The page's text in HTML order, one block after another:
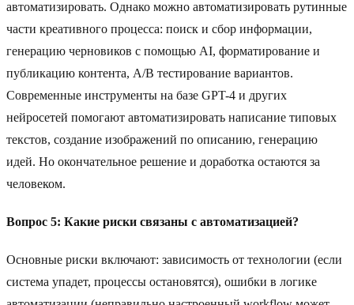
автоматизировать. Однако можно автоматизировать рутинные
части креативного процесса: поиск и сбор информации,
генерацию черновиков с помощью AI, форматирование и
публикацию контента, A/B тестирование вариантов.
Современные инструменты на базе GPT-4 и других
нейросетей помогают автоматизировать написание типовых
текстов, создание изображений по описанию, генерацию
идей. Но окончательное решение и доработка остаются за
человеком.
Вопрос 5: Какие риски связаны с автоматизацией?
Основные риски включают: зависимость от технологии (если
система упадет, процессы остановятся), ошибки в логике